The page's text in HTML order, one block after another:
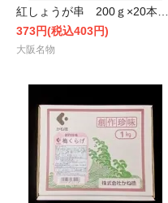
紅しょうが串 200ｇ×20本…
373円(税込403円)
大阪名物